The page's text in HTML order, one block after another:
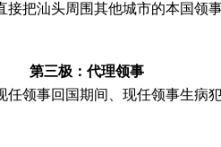
把汕头周围其他城市的本国领
第三极：代理领事
领事回国期间、现任领事生病